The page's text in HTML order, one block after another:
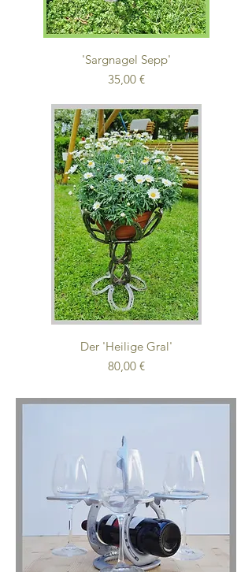
'Sargnagel Sepp'
Preis
35,00 €
Der 'Heilige Gral'
Preis
80,00 €